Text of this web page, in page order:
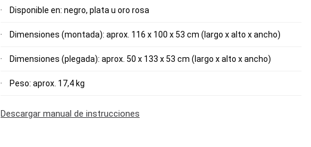
Disponible en: negro, plata u oro rosa
Dimensiones (montada): aprox. 116 x 100 x 53 cm (largo x alto x ancho)
Dimensiones (plegada): aprox. 50 x 133 x 53 cm (largo x alto x ancho)
Peso: aprox. 17,4 kg
Descargar manual de instrucciones